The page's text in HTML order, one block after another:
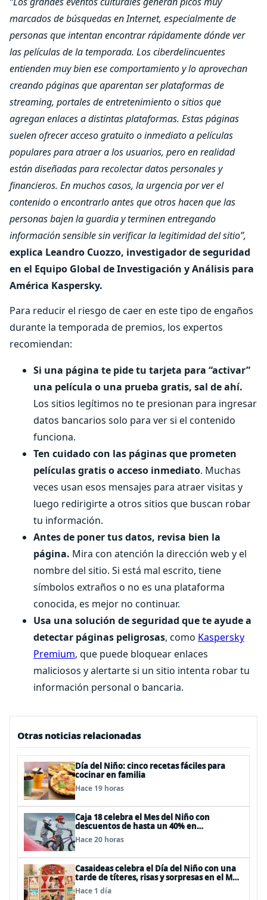
marcados de búsquedas en Internet, especialmente de
personas que intentan encontrar rápidamente dónde ver
las películas de la temporada. Los ciberdelincuentes
entienden muy bien ese comportamiento y lo aprovechan
creando páginas que aparentan ser plataformas de
streaming, portales de entretenimiento o sitios que
agregan enlaces a distintas plataformas. Estas páginas
suelen ofrecer acceso gratuito o inmediato a películas
populares para atraer a los usuarios, pero en realidad
están diseñadas para recolectar datos personales y
financieros. En muchos casos, la urgencia por ver el
contenido o encontrarlo antes que otros hacen que las
personas bajen la guardia y terminen entregando
información sensible sin verificar la legitimidad del sitio”,
explica Leandro Cuozzo, investigador de seguridad
en el Equipo Global de Investigación y Análisis para
América Kaspersky.
Para reducir el riesgo de caer en este tipo de engaños
durante la temporada de premios, los expertos
recomiendan:
Si una página te pide tu tarjeta para “activar”
una película o una prueba gratis, sal de ahí.
Los sitios legítimos no te presionan para ingresar
datos bancarios solo para ver si el contenido
funciona.
Ten cuidado con las páginas que prometen
películas gratis o acceso inmediato. Muchas
veces usan esos mensajes para atraer visitas y
luego redirigirte a otros sitios que buscan robar
tu información.
Antes de poner tus datos, revisa bien la
página. Mira con atención la dirección web y el
nombre del sitio. Si está mal escrito, tiene
símbolos extraños o no es una plataforma
conocida, es mejor no continuar.
Usa una solución de seguridad que te ayude a
detectar páginas peligrosas, como Kaspersky
Premium, que puede bloquear enlaces
maliciosos y alertarte si un sitio intenta robar tu
información personal o bancaria.
Otras noticias relacionadas
Día del Niño: cinco recetas fáciles para
cocinar en familia
Hace 19 horas
Caja 18 celebra el Mes del Niño con
descuentos de hasta un 40% en
panoramas, cine, shows y streaming
Hace 20 horas
Casaideas celebra el Día del Niño con una
tarde de títeres, risas y sorpresas en el Mall
Plaza Vespucio
Hace 1 día